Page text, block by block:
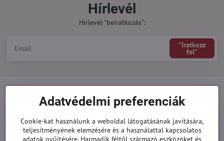
Hírlevél
Hírlevél "beiratkozás":
"Iratkozz
fel"
Minden a vásárlásról
Megrendelések
Adatvédelmi preferenciák
Cookie-kat használunk a weboldal látogatásának javítására,
teljesítményének elemzésére és a használattal kapcsolatos
adatok gyűjtésére. Harmadik féltől származó eszközöket és